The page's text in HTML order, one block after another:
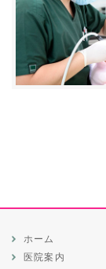
ホーム
医院案内